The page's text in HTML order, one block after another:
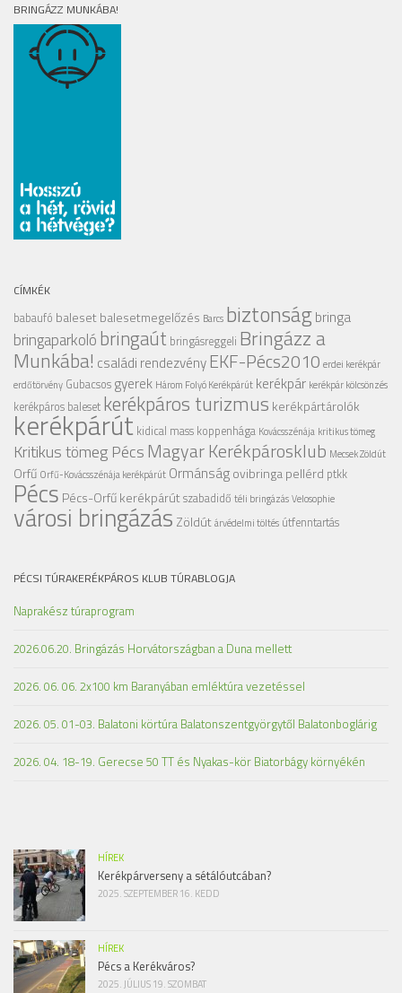
BRINGÁZZ MUNKÁBA!
CÍMKÉK
babaufó balesetbalesetmegelőzés Barcs biztonságbringa
bringaparkolóbringaút bringásreggeli Bringázz a
Munkába! családi rendezvényEKF-Pécs2010 erdei kerékpár
erdőtörvény Gubacsos gyerek Három Folyó Kerékpárút kerékpár kerékpár kölcsönzés
kerékpáros baleset kerékpáros turizmus kerékpártárolók
kerékpárút kidical mass koppenhága Kovácsszénája kritikus tömeg
Kritikus tömeg PécsMagyar Kerékpárosklub Mecsek Zöldút
Orfű Orfű-Kovácsszénája kerékpárút Ormánságovibringapellérd ptkk
Pécs Pécs-Orfű kerékpárútszabadidő téli bringázásVelosophie
városi bringázás Zöldútárvédelmi töltés útfenntartás
PÉCSI TÚRAKERÉKPÁROS KLUB TÚRABLOGJA
Naprakész túraprogram
2026.06.20. Bringázás Horvátországban a Duna mellett
2026. 06. 06. 2x100 km Baranyában emléktúra vezetéssel
2026. 05. 01-03. Balatoni körtúra Balatonszentgyörgytől Balatonboglárig
2026. 04. 18-19. Gerecse 50 TT és Nyakas-kör Biatorbágy környékén
HÍREK
Kerékpárverseny a sétálóutcában?
2025. SZEPTEMBER 16. KEDD
HÍREK
Pécs a Kerékváros?
2025. JÚLIUS 19. SZOMBAT